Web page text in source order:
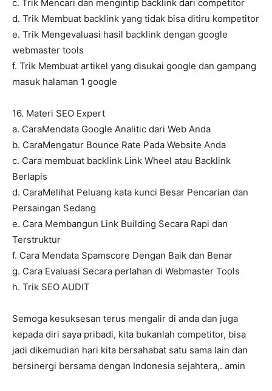
c. Trik Mencari dan mengintip backlink dari competitor
d. Trik Membuat backlink yang tidak bisa ditiru kompetitor
e. Trik Mengevaluasi hasil backlink dengan google
webmaster tools
f. Trik Membuat artikel yang disukai google dan gampang
masuk halaman 1 google
16. Materi SEO Expert
a. CaraMendata Google Analitic dari Web Anda
b. CaraMengatur Bounce Rate Pada Website Anda
c. Cara membuat backlink Link Wheel atau Backlink
Berlapis
d. CaraMelihat Peluang kata kunci Besar Pencarian dan
Persaingan Sedang
e. Cara Membangun Link Building Secara Rapi dan
Terstruktur
f. Cara Mendata Spamscore Dengan Baik dan Benar
g. Cara Evaluasi Secara perlahan di Webmaster Tools
h. Trik SEO AUDIT
Semoga kesuksesan terus mengalir di anda dan juga
kepada diri saya pribadi, kita bukanlah competitor, bisa
jadi dikemudian hari kita bersahabat satu sama lain dan
bersinergi bersama dengan Indonesia sejahtera,. amin